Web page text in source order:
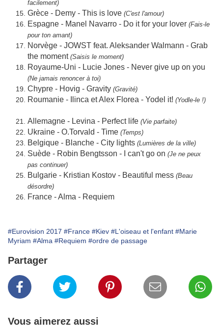
facilement)
Grèce - Demy - This is love (C'est l'amour)
Espagne - Manel Navarro - Do it for your lover (Fais-le
pour ton amant)
Norvège - JOWST feat. Aleksander Walmann - Grab
the moment (Saisis le moment)
Royaume-Uni - Lucie Jones - Never give up on you
(Ne jamais renoncer à toi)
Chypre - Hovig - Gravity (Gravité)
Roumanie - Ilinca et Alex Florea - Yodel it! (Yodle-le !)
Allemagne - Levina - Perfect life (Vie parfaite)
Ukraine - O.Torvald - Time (Temps)
Belgique - Blanche - City lights (Lumières de la ville)
Suède - Robin Bengtsson - I can't go on (Je ne peux
pas continuer)
Bulgarie - Kristian Kostov - Beautiful mess (Beau
désordre)
France - Alma - Requiem
#Eurovision 2017 #France #Kiev #L'oiseau et l'enfant #Marie
Myriam #Alma #Requiem #ordre de passage
Partager
Vous aimerez aussi